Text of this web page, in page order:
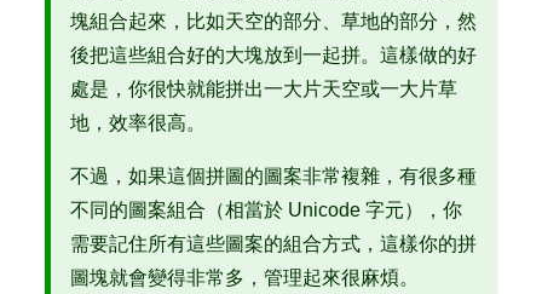
塊組合起來，比如天空的部分、草地的部分，然
後把這些組合好的大塊放到一起拼。這樣做的好
處是，你很快就能拼出一大片天空或一大片草
地，效率很高。
不過，如果這個拼圖的圖案非常複雜，有很多種
不同的圖案組合（相當於 Unicode 字元），你
需要記住所有這些圖案的組合方式，這樣你的拼
圖塊就會變得非常多，管理起來很麻煩。